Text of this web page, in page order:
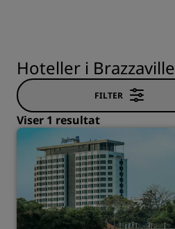
Hoteller i Brazzaville
FILTER
Viser 1 resultat